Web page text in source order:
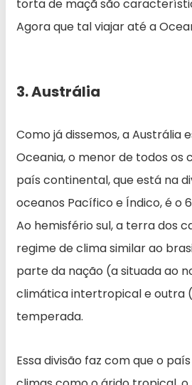
torta de maçã são
Agora que tal viajar até a
3. Austrália
Como já dissemos, a Austrália
Oceania, o menor de todos os
país continental, que está na
oceanos Pacífico e Índico, é o
Ao hemisfério sul, a terra dos
regime de clima similar ao
parte da nação (a situada ao
climática intertropical e outra
temperada.
Essa divisão faz com que o